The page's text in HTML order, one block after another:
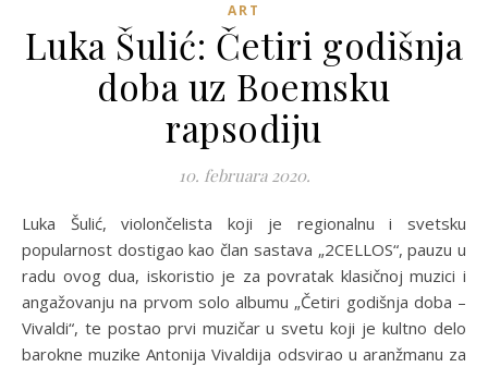
ART
Luka Šulić: Četiri godišnja
doba uz Boemsku
rapsodiju
10. februara 2020.
Luka Šulić, violončelista koji je regionalnu i svetsku
popularnost dostigao kao član sastava „2CELLOS“, pauzu u
radu ovog dua, iskoristio je za povratak klasičnoj muzici i
angažovanju na prvom solo albumu „Četiri godišnja doba –
Vivaldi“, te postao prvi muzičar u svetu koji je kultno delo
barokne muzike Antonija Vivaldija odsvirao u aranžmanu za